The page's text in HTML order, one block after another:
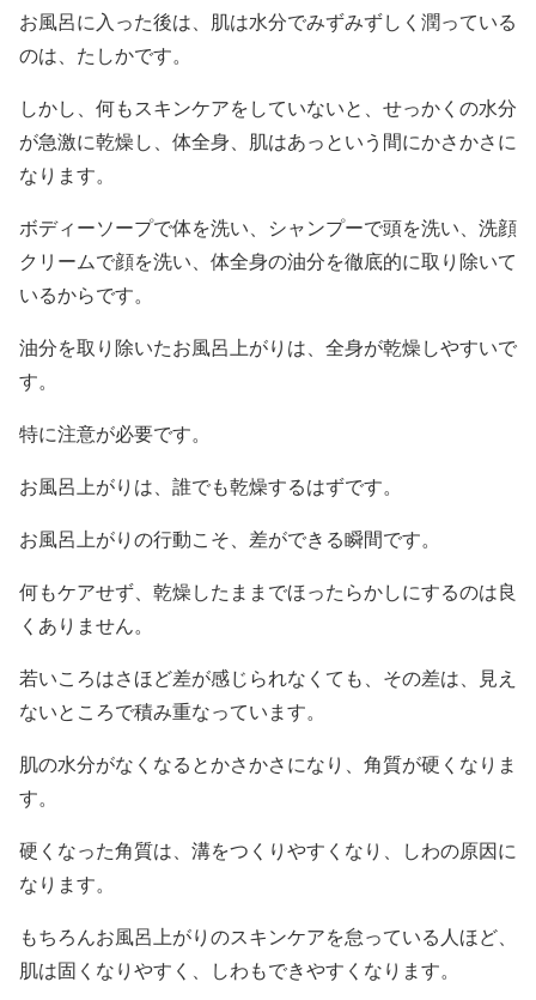
お風呂に入った後は、肌は水分でみずみずしく潤っている
のは、たしかです。
しかし、何もスキンケアをしていないと、せっかくの水分
が急激に乾燥し、体全身、肌はあっという間にかさかさに
なります。
ボディーソープで体を洗い、シャンプーで頭を洗い、洗顔
クリームで顔を洗い、体全身の油分を徹底的に取り除いて
いるからです。
油分を取り除いたお風呂上がりは、全身が乾燥しやすいで
す。
特に注意が必要です。
お風呂上がりは、誰でも乾燥するはずです。
お風呂上がりの行動こそ、差ができる瞬間です。
何もケアせず、乾燥したままでほったらかしにするのは良
くありません。
若いころはさほど差が感じられなくても、その差は、見え
ないところで積み重なっています。
肌の水分がなくなるとかさかさになり、角質が硬くなりま
す。
硬くなった角質は、溝をつくりやすくなり、しわの原因に
なります。
もちろんお風呂上がりのスキンケアを怠っている人ほど、
肌は固くなりやすく、しわもできやすくなります。